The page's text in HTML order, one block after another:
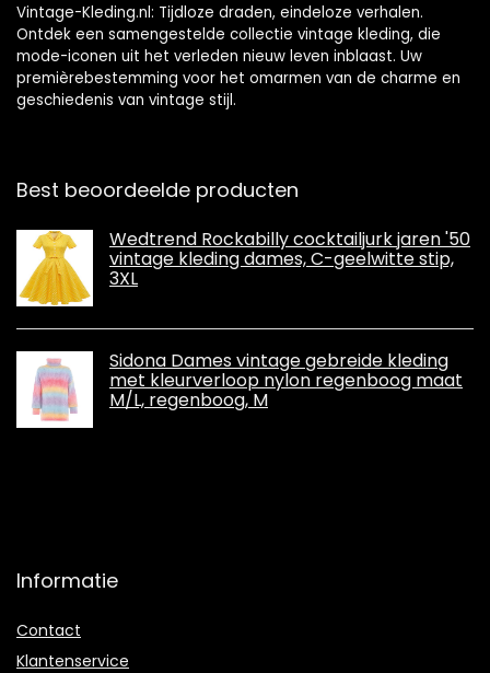
Vintage-Kleding.nl: Tijdloze draden, eindeloze verhalen.
Ontdek een samengestelde collectie vintage kleding, die
mode-iconen uit het verleden nieuw leven inblaast. Uw
premièrebestemming voor het omarmen van de charme en
geschiedenis van vintage stijl.
Best beoordeelde producten
Wedtrend Rockabilly cocktailjurk jaren '50
vintage kleding dames, C-geelwitte stip,
3XL
Sidona Dames vintage gebreide kleding
met kleurverloop nylon regenboog maat
M/L, regenboog, M
Informatie
Contact
Klantenservice